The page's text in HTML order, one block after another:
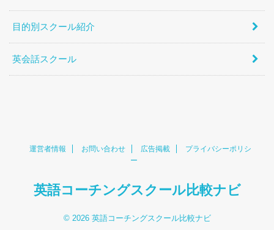
目的別スクール紹介
英会話スクール
運営者情報 お問い合わせ 広告掲載
プライバシーポリシ
ー
英語コーチングスクール比較ナビ
© 2026 英語コーチングスクール比較ナビ